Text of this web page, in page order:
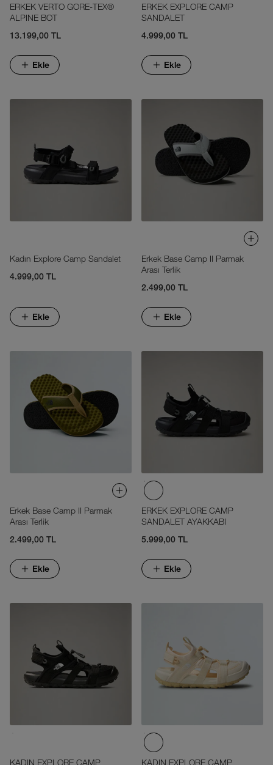
ERKEK VERTO GORE-TEX®
ALPINE BOT
13.199,00 TL
Ekle
ERKEK EXPLORE CAMP
SANDALET
4.999,00 TL
Ekle
Kadın Explore Camp Sandalet
4.999,00 TL
Ekle
Erkek Base Camp II Parmak
Arası Terlik
2.499,00 TL
Ekle
Erkek Base Camp II Parmak
Arası Terlik
2.499,00 TL
Ekle
ERKEK EXPLORE CAMP
SANDALET AYAKKABI
5.999,00 TL
Ekle
KADIN EXPLORE CAMP KADIN EXPLORE CAMP